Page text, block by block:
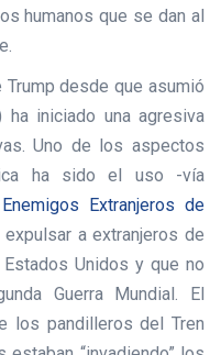
humanos que se dan al
desde que asumió
ha iniciado una agresiva
Uno de los aspectos
ha sido el uso -vía
Extranjeros de
a extranjeros de
Unidos y que no
Guerra Mundial. El
los pandilleros del Tren